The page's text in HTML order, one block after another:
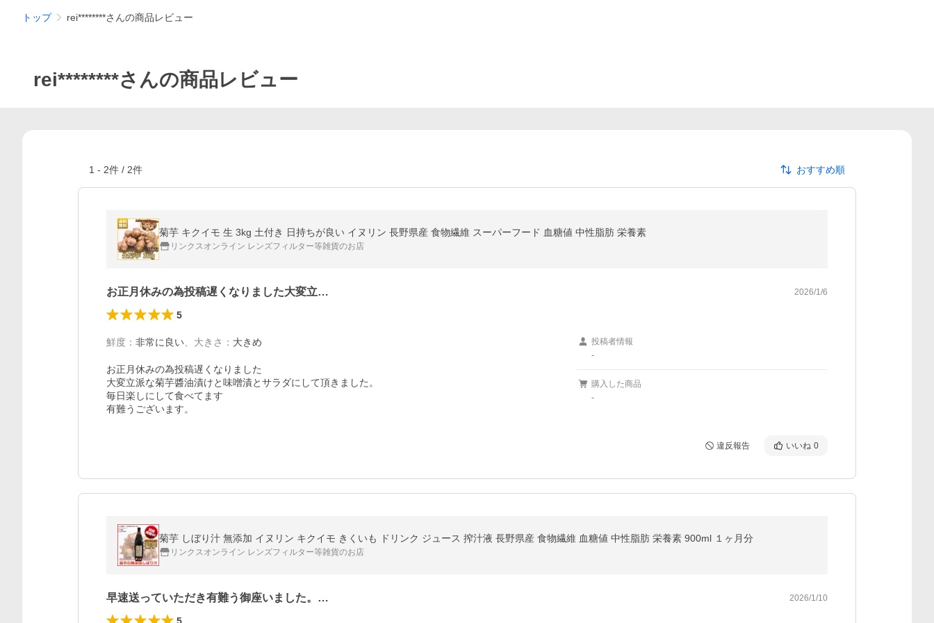
トップ rei********さんの商品レビュー
rei********さんの商品レビュー
1 - 2件 / 2件 おすすめ順
菊芋 キクイモ 生 3kg 土付き 日持ちが良い イヌリン 長野県産 食物繊維 スーパーフード 血糖値 中性脂肪 栄養素
リンクスオンライン レンズフィルター等雑貨のお店
お正月休みの為投稿遅くなりました大変立… 2026/1/6
5
鮮度 ： 非常に良い 大きさ ： 大きめ
お正月休みの為投稿遅くなりました
大変立派な菊芋醬油漬けと味噌漬とサラダにして頂きました。
毎日楽しにして食べてます
有難うございます。
投稿者情報
-
購入した商品
-
違反報告 いいね 0
菊芋 しぼり汁 無添加 イヌリン キクイモ きくいも ドリンク ジュース 搾汁液 長野県産 食物繊維 血糖値 中性脂肪 栄養素 900ml １ヶ月分
リンクスオンライン レンズフィルター等雑貨のお店
早速送っていただき有難う御座いました。… 2026/1/10
5